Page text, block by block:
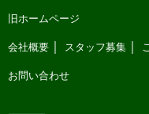
旧ホームページ
会社概要 スタッフ募集
お問い合わせ